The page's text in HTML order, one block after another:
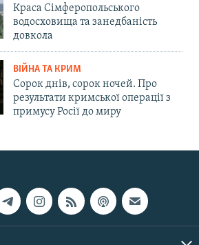
Краса Сімферопольського
водосховища та занедбаність
довкола
ВІЙНА ТА КРИМ
Сорок днів, сорок ночей. Про
результати кримської операції з
примусу Росії до миру